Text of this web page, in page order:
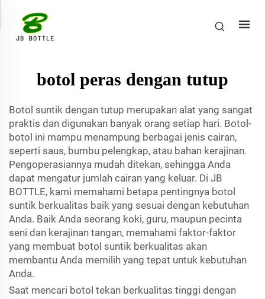
botol peras dengan tutup
Botol suntik dengan tutup merupakan alat yang sangat
praktis dan digunakan banyak orang setiap hari. Botol-
botol ini mampu menampung berbagai jenis cairan,
seperti saus, bumbu pelengkap, atau bahan kerajinan.
Pengoperasiannya mudah ditekan, sehingga Anda
dapat mengatur jumlah cairan yang keluar. Di JB
BOTTLE, kami memahami betapa pentingnya botol
suntik berkualitas baik yang sesuai dengan kebutuhan
Anda. Baik Anda seorang koki, guru, maupun pecinta
seni dan kerajinan tangan, memahami faktor-faktor
yang membuat botol suntik berkualitas akan
membantu Anda memilih yang tepat untuk kebutuhan
Anda.
Saat mencari botol tekan berkualitas tinggi dengan